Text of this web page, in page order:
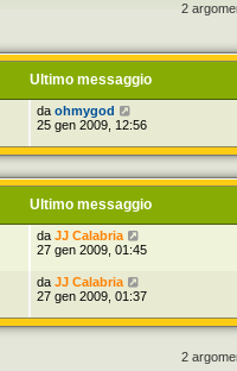
2
Ultimo messaggio
da ohmygod
25 gen 2009, 12:56
Ultimo messaggio
da JJ Calabria
27 gen 2009, 01:45
da JJ Calabria
27 gen 2009, 01:37
2